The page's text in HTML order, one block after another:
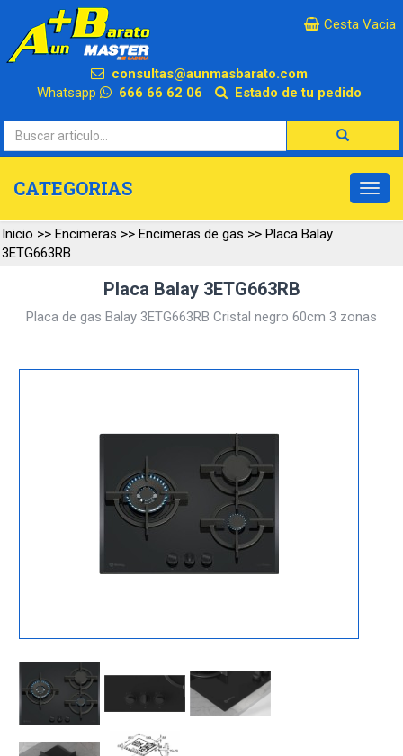
×
Cesta Vacia
consultas@aunmasbarato.com
Whatsapp
666 66 62 06 Estado de tu pedido
CATEGORIAS
Inicio >> Encimeras >> Encimeras de gas >> Placa Balay
3ETG663RB
Placa Balay 3ETG663RB
Placa de gas Balay 3ETG663RB Cristal negro 60cm 3 zonas